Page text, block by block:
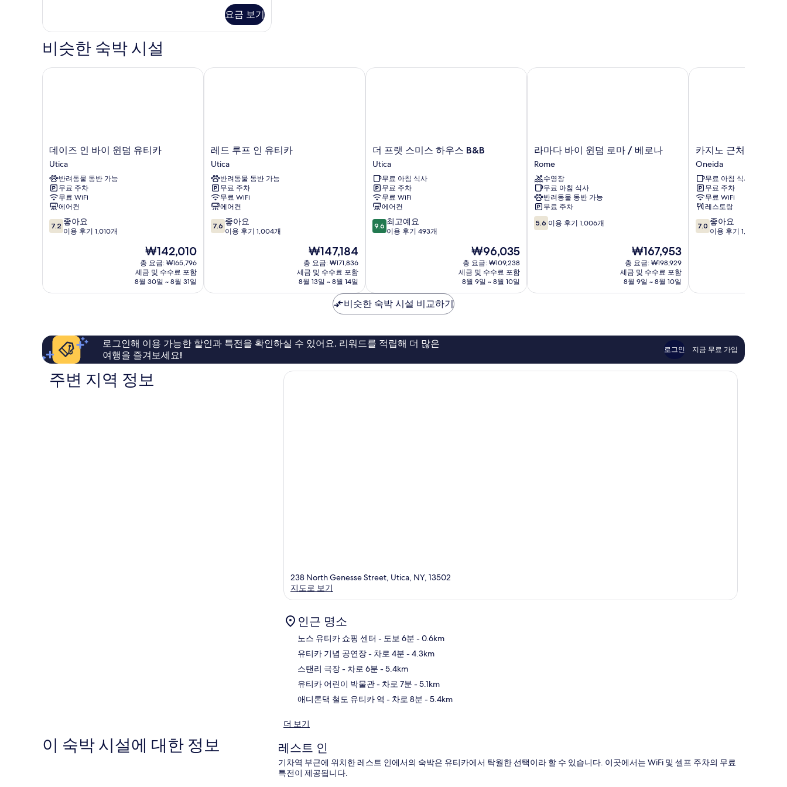
보
요금 보기
비슷한 숙박 시설
데
이
즈
인
바
이
윈
덤
유
데이즈 인 바이 윈덤 유티카
Utica
반려동물 동반 가능
무료 주차
무료 WiFi
에어컨
10
점
좋
용
기
개
7.2 좋아요
이용 후기 1,010개
현
재
요
금
₩142,010
₩142,010
총 요금: ₩165,796
세금 및 수수료 포함
8월 30일 ~ 8월 31일
데이즈 인 바이 윈덤 유티카
레
드
루
프
인
유
티
카
Utica
레드 루프 인 유티카
Utica
반려동물 동반 가능
무료 주차
무료 WiFi
에어컨
10
점
좋
용
후
7.6 좋아요
이용 후기 1,004개
현
재
요
금
₩147,184
₩147,184
총 요금: ₩171,836
세금 및 수수료 포함
8월 13일 ~ 8월 14일
레드 루프 인 유티카
더
프
랫
스
미
스
하
우
스
더 프랫 스미스 하우스 B&B
Utica
무료 아침 식사
무료 주차
무료 WiFi
에어컨
10
점
최
고
예
이
용
9.6 최고예요
이용 후기 493개
현
재
요
금
₩96,035
₩96,035
총 요금: ₩109,238
세금 및 수수료 포함
8월 9일 ~ 8월 10일
더 프랫 스미스 하우스 B&B
라
마
다
바
이
윈
덤
로
마
라마다 바이 윈덤 로마 / 베로나
Rome
수영장
무료 아침 식사
반려동물 동반 가능
무료 주차
10
점
이
1,006
5.6 이용 후기 1,006개
현
재
요
금
₩167,953
₩167,953
총 요금: ₩198,929
세금 및 수수료 포함
8월 9일 ~ 8월 10일
라마다 바이 윈덤 로마 / 베로나
카
지
노
근
처
의
퀄
리
티
Oneida
카지노 근처의 퀄리
Oneida
무료 아침 식사
무료 주차
무료 WiFi
레스토랑
10
점
좋
용
후
7.0 좋아요
이용 후기 1,000개
카지노 근처의 퀄리티
비슷한 숙박 시설 비교하기
로그인해 이용 가능한 할인과 특전을 확인하실 수 있어요. 리워드를 적립해 더 많은
여행을 즐겨보세요!
로그인 지금 무료 가입
주변 지역 정보
238 North Genesse Street, Utica, NY, 13502
지도로 보기
인근 명소
노스 유티카 쇼핑 센터 - 도보 6분 - 0.6km
유티카 기념 공연장- 차로 4분 - 4.3km
스탠리 극장- 차로 6분 - 5.4km
유티카 어린이 박물관- 차로 7분 - 5.1km
애디론댁 철도 유티카 역 - 차로 8분 - 5.4km
더 보기
이 숙박 시설에 대한 정보 레스트 인
기차역 부근에 위치한 레스트 인에서의 숙박은 유티카에서 탁월한 선택이라 할 수 있습니다. 이곳에서는 WiFi 및 셀프 주차의 무료
특전이 제공됩니다.